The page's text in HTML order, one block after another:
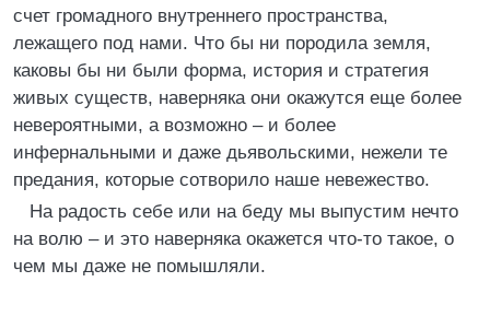
счет громадного внутреннего пространства,
лежащего под нами. Что бы ни породила земля,
каковы бы ни были форма, история и стратегия
живых существ, наверняка они окажутся еще более
невероятными, а возможно – и более
инфернальными и даже дьявольскими, нежели те
предания, которые сотворило наше невежество.
На радость себе или на беду мы выпустим нечто
на волю – и это наверняка окажется что-то такое, о
чем мы даже не помышляли.